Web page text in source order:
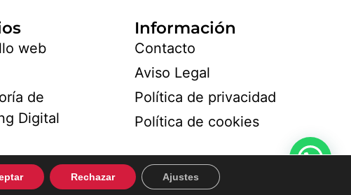
web
de
Digital
Información
Contacto
Aviso Legal
Política de privacidad
Política de cookies
Rechazar Ajustes